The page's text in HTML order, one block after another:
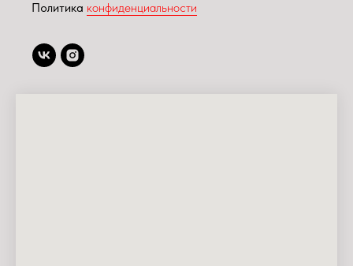
Политика конфиденциальности